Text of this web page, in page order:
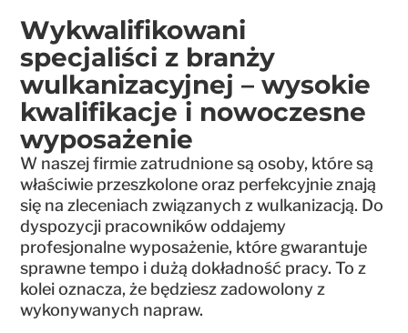
Wykwalifikowani
specjaliści z branży
wulkanizacyjnej – wysokie
kwalifikacje i nowoczesne
wyposażenie
W naszej firmie zatrudnione są osoby, które są
właściwie przeszkolone oraz perfekcyjnie znają
się na zleceniach związanych z wulkanizacją. Do
dyspozycji pracowników oddajemy
profesjonalne wyposażenie, które gwarantuje
sprawne tempo i dużą dokładność pracy. To z
kolei oznacza, że będziesz zadowolony z
wykonywanych napraw.